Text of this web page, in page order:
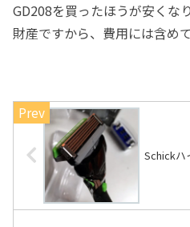
GD208を買ったほうが安くな
財産ですから、費用には含め
Schickハ